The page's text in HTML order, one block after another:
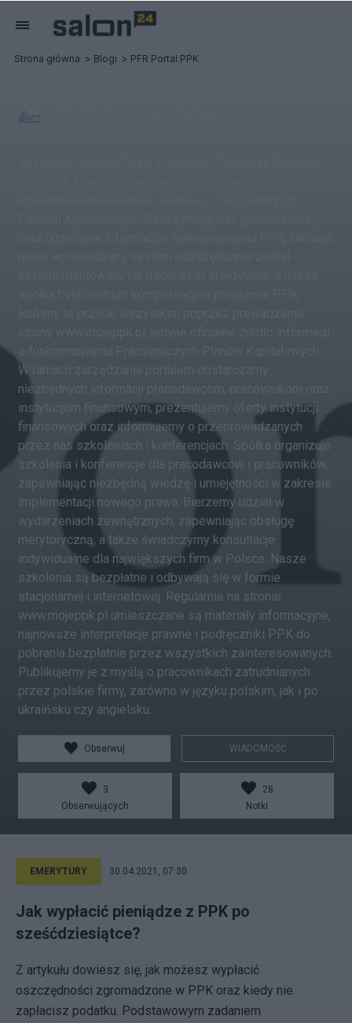
Strona główna Blogi PFR Portal PPK
W ramach zarządzania portalem dostarczamy
niezbędnych informacji pracodawcom, pracownikom oraz
instytucjom finansowym, prezentujemy oferty instytucji
finansowych oraz informujemy o przeprowadzanych
przez nas szkoleniach i konferencjach. Spółka organizuje
szkolenia i konferencje dla pracodawców i pracowników,
zapewniając niezbędną wiedzę i umiejętności w zakresie
implementacji nowego prawa. Bierzemy udział w
wydarzeniach zewnętrznych, zapewniając obsługę
merytoryczną, a także świadczymy konsultacje
indywidualne dla największych firm w Polsce. Nasze
szkolenia są bezpłatne i odbywają się w formie
stacjonarnej i internetowej. Regularnie na stronie
www.mojeppk.pl umieszczane są materiały informacyjne,
najnowsze interpretacje prawne i podręczniki PPK do
pobrania bezpłatnie przez wszystkich zainteresowanych.
Publikujemy je z myślą o pracownikach zatrudnianych
przez polskie firmy, zarówno w języku polskim, jak i po
ukraińsku czy angielsku.
Obserwuj WIADOMOŚĆ
3
Obserwujących
28
Notki
EMERYTURY 30.04.2021, 07:30
Jak wypłacić pieniądze z PPK po
sześćdziesiątce?
Z artykułu dowiesz się, jak możesz wypłacić
oszczędności zgromadzone w PPK oraz kiedy nie
zapłacisz podatku. Podstawowym zadaniem